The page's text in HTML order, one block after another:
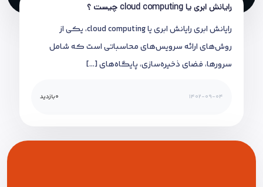
رایانش ابری یا cloud computing چیست ؟
رایانش ابری رایانش ابری یا cloud computing، یکی از
روش‌های ارائه سرویس‌های محاسباتی است که شامل
سرورها، فضای ذخیره‌سازی‌، پایگاه‌های […]
1402-09-04
0بازدید